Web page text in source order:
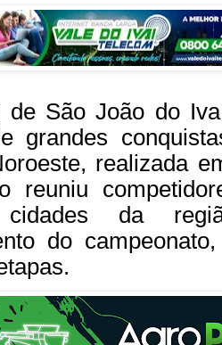
de São João do
grandes
realizada
reuniu
cidades da
do